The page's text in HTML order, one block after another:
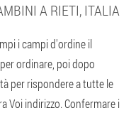
A RIETI, ITALIA
i campi d'ordine il
ordinare, poi dopo
per rispondere a tutte le
Voi indirizzo. Confermare i